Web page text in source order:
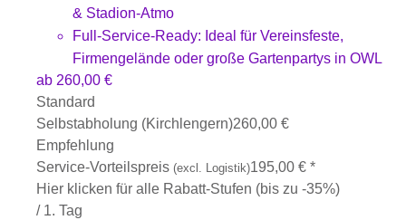
& Stadion-Atmo
Full-Service-Ready: Ideal für Vereinsfeste,
Firmengelände oder große Gartenpartys in OWL
ab 260,00 €
Standard
Selbstabholung (Kirchlengern)260,00 €
Empfehlung
Service-Vorteilspreis (excl. Logistik)195,00 € *
Hier klicken für alle Rabatt-Stufen (bis zu -35%)
/ 1. Tag